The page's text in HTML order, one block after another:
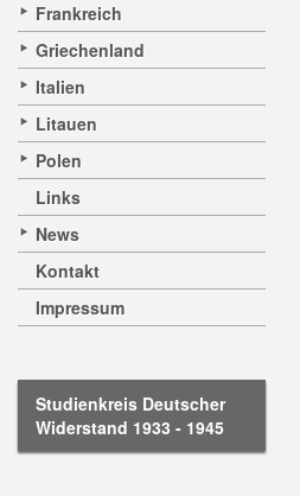
Frankreich
Griechenland
Italien
Litauen
Polen
Links
News
Kontakt
Impressum
Studienkreis Deutscher
Widerstand 1933 - 1945